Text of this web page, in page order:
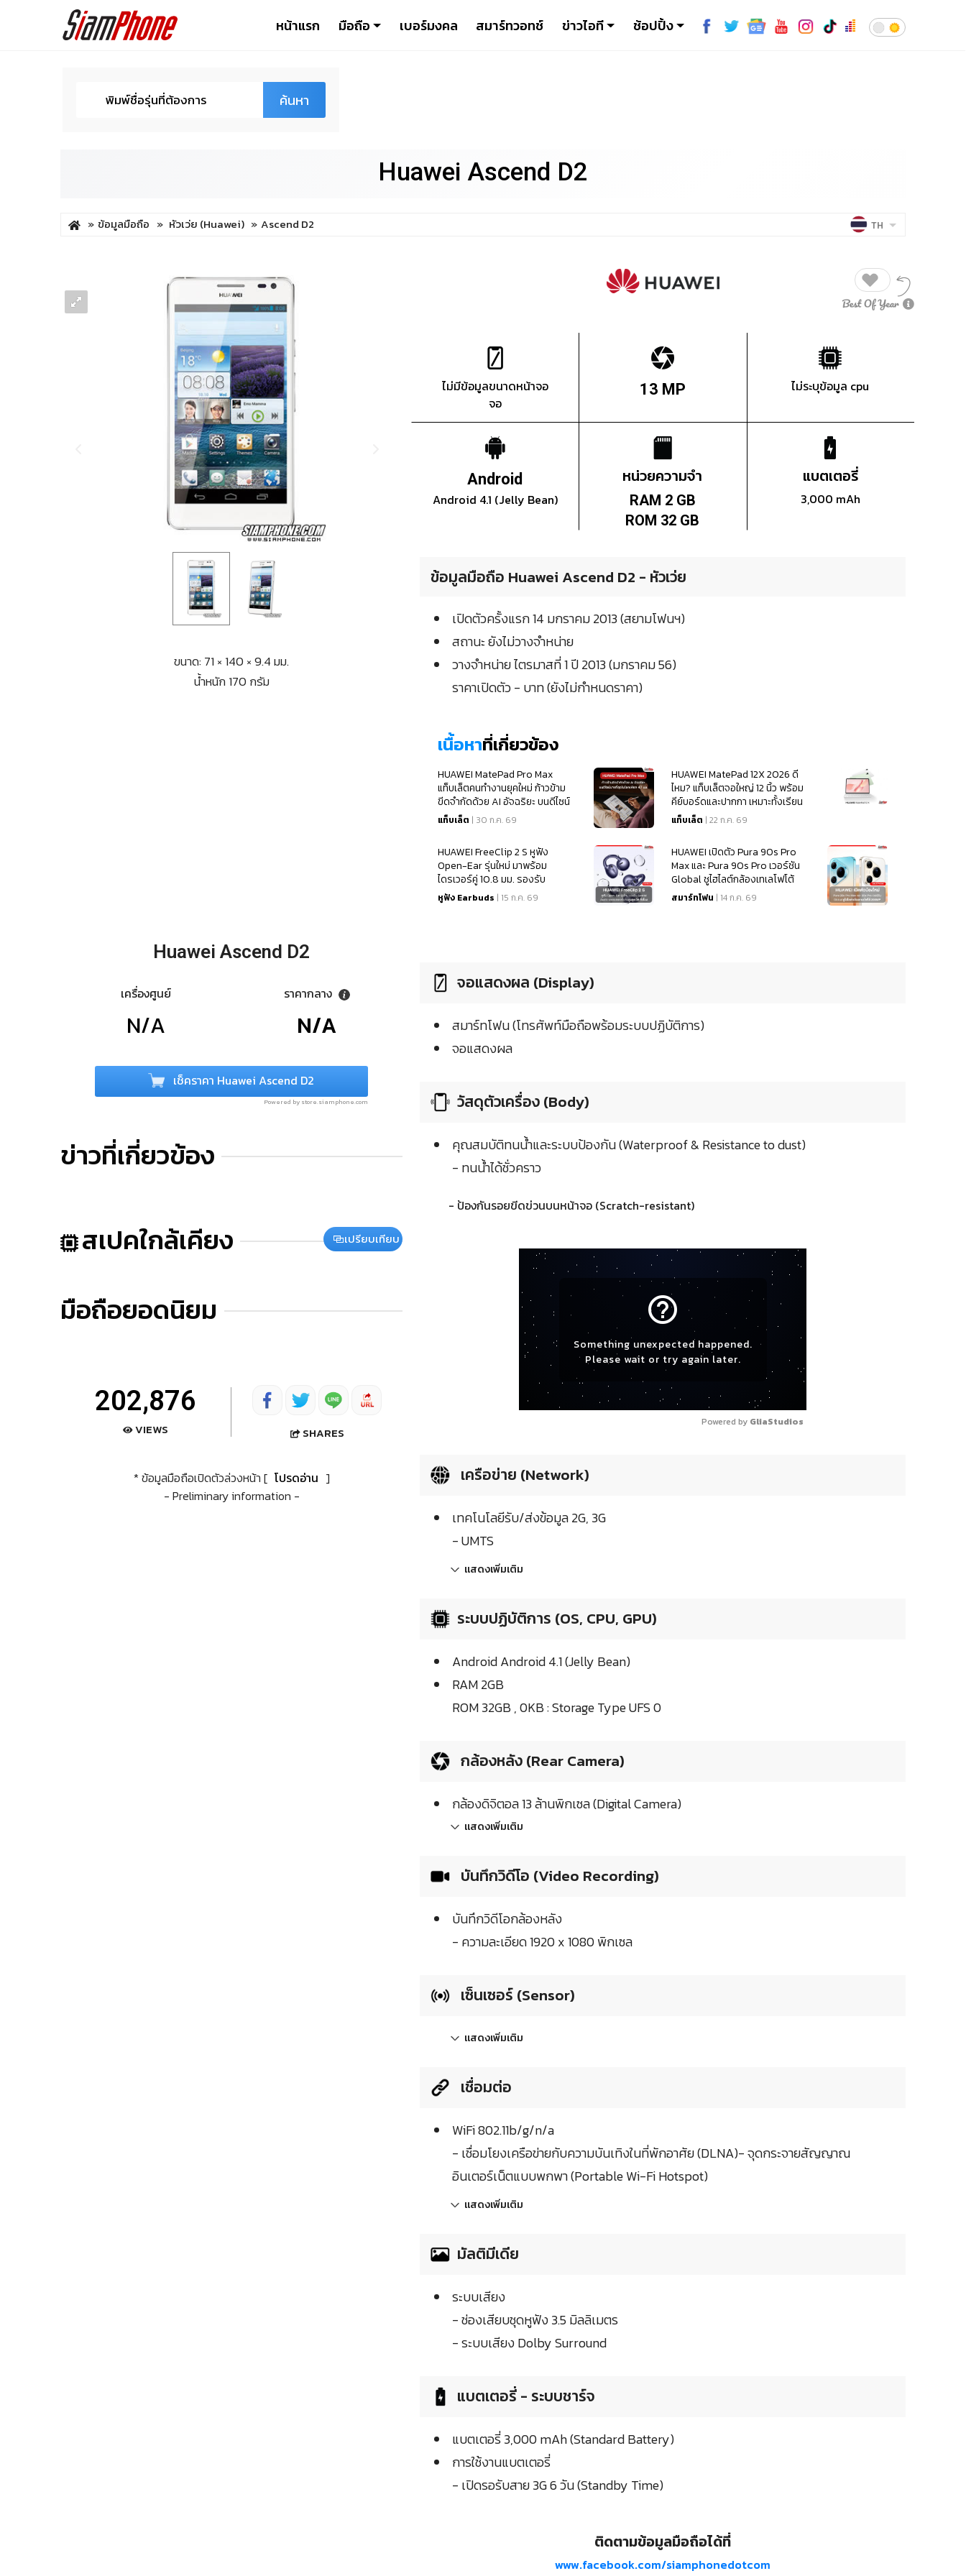
หน้าแรก มือถือ เบอร์มงคล สมาร์ทวอทช์ ข่าวไอที ช้อปปิ้ง
ค้นหา
Huawei Ascend D2
ข้อมูลมือถือ หัวเว่ย (Huawei) Ascend D2 TH
ขนาด: 71 × 140 × 9.4 มม.
น้ำหนัก 170 กรัม
Huawei Ascend D2
เครื่องศูนย์
N/A
ราคากลาง
N/A
เช็คราคา Huawei Ascend D2
Powered by store.siamphone.com
ข่าวที่เกี่ยวข้อง
สเปคใกล้เคียง เปรียบเทียบ
มือถือยอดนิยม
202,876
VIEWS SHARES
* ข้อมูลมือถือเปิดตัวล่วงหน้า [ โปรดอ่าน ]
- Preliminary information -
ไม่มีข้อมูลขนาดหน้าจอ
จอ
13 MP ไม่ระบุข้อมูล cpu
Android
Android 4.1 (Jelly Bean)
หน่วยความจำ
RAM 2 GB
ROM 32 GB
แบตเตอรี่
3,000 mAh
ข้อมูลมือถือ Huawei Ascend D2 - หัวเว่ย
เปิดตัวครั้งแรก 14 มกราคม 2013 (สยามโฟนฯ)
สถานะ ยังไม่วางจำหน่าย
วางจำหน่าย ไตรมาสที่ 1 ปี 2013 (มกราคม 56)
ราคาเปิดตัว - บาท (ยังไม่กำหนดราคา)
เนื้อหาที่เกี่ยวข้อง
HUAWEI MatePad Pro Max
แท็บเล็ตคนทำงานยุคใหม่ ก้าวข้าม
ขีดจำกัดด้วย AI อัจฉริยะ บนดีไซน์
บางที่สุดในโลกเพียง
แท็บเล็ต | 30 ก.ค. 69
HUAWEI MatePad 12X 2026 ดี
ไหม? แท็บเล็ตจอใหญ่ 12 นิ้ว พร้อม
คีย์บอร์ดและปากกา เหมาะทั้งเรียน
และทำงาน
แท็บเล็ต | 22 ก.ค. 69
HUAWEI FreeClip 2 S หูฟัง
Open-Ear รุ่นใหม่ มาพร้อม
ไดรเวอร์คู่ 10.8 มม. รองรับ
Spatial Audio และแบตเตอรี่นาน
สูงสุด 38 ชั่วโมง
หูฟัง Earbuds | 15 ก.ค. 69
HUAWEI เปิดตัว Pura 90s Pro
Max และ Pura 90s Pro เวอร์ชัน
Global ชูไฮไลต์กล้องเทเลโฟโต้
200MP
สมาร์ทโฟน | 14 ก.ค. 69
จอแสดงผล (Display)
สมาร์ทโฟน (โทรศัพท์มือถือพร้อมระบบปฏิบัติการ)
จอแสดงผล
วัสดุตัวเครื่อง (Body)
คุณสมบัติทนน้ำและระบบป้องกัน (Waterproof & Resistance to dust)
- ทนน้ำได้ชั่วคราว
- ป้องกันรอยขีดข่วนบนหน้าจอ (Scratch-resistant)
help_outline
Something unexpected happened.
Please wait or try again later.
Powered by GliaStudios
เครือข่าย (Network)
เทคโนโลยีรับ/ส่งข้อมูล 2G, 3G
- UMTS
แสดงเพิ่มเติม
ระบบปฏิบัติการ (OS, CPU, GPU)
Android Android 4.1 (Jelly Bean)
RAM 2GB
ROM 32GB , 0KB : Storage Type UFS 0
กล้องหลัง (Rear Camera)
กล้องดิจิตอล 13 ล้านพิกเซล (Digital Camera)
แสดงเพิ่มเติม
บันทึกวิดีโอ (Video Recording)
บันทึกวิดีโอกล้องหลัง
- ความละเอียด 1920 x 1080 พิกเซล
เซ็นเซอร์ (Sensor)
แสดงเพิ่มเติม
เชื่อมต่อ
WiFi 802.11b/g/n/a
- เชื่อมโยงเครือข่ายกับความบันเทิงในที่พักอาศัย (DLNA)- จุดกระจายสัญญาณ
อินเตอร์เน็ตแบบพกพา (Portable Wi-Fi Hotspot)
แสดงเพิ่มเติม
มัลติมีเดีย
ระบบเสียง
- ช่องเสียบชุดหูฟัง 3.5 มิลลิเมตร
- ระบบเสียง Dolby Surround
แบตเตอรี่ - ระบบชาร์จ
แบตเตอรี่ 3,000 mAh (Standard Battery)
การใช้งานแบตเตอรี่
- เปิดรอรับสาย 3G 6 วัน (Standby Time)
ติดตามข้อมูลมือถือได้ที่
www.facebook.com/siamphonedotcom